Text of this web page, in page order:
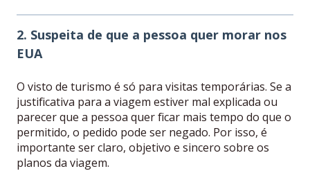
2. Suspeita de que a pessoa quer morar nos
EUA
O visto de turismo é só para visitas temporárias. Se a
justificativa para a viagem estiver mal explicada ou
parecer que a pessoa quer ficar mais tempo do que o
permitido, o pedido pode ser negado. Por isso, é
importante ser claro, objetivo e sincero sobre os
planos da viagem.